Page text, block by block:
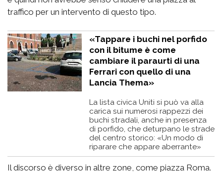
traffico per un intervento di questo tipo.
«Tappare i buchi nel porfido
con il bitume è come
cambiare il paraurti di una
Ferrari con quello di una
Lancia Thema»
La lista civica Uniti si può va alla
carica sui numerosi rappezzi dei
buchi stradali, anche in presenza
di porfido, che deturpano le strade
del centro storico: «Un modo di
riparare che appare aberrante»
Il discorso è diverso in altre zone, come piazza Roma.